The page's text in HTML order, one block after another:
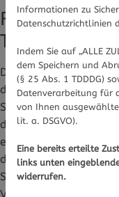
Raus in die
Deshalb ist es auch
draußen zu gehen.
Sonnenlicht durch,
das nicht möglich ist,
eine Tageslichtlampe
die innere Uhr wieder
Schlafhormon nicht
Vorher sollte man
Informationen zu
Datenschutzrichtlinien
Indem Sie auf „ALLE
dem Speichern und
(§ 25 Abs. 1 TDDDG)
Datenverarbeitung für
von Ihnen
lit. a. DSGVO).
Eine bereits erteilte
links unten
widerrufen.